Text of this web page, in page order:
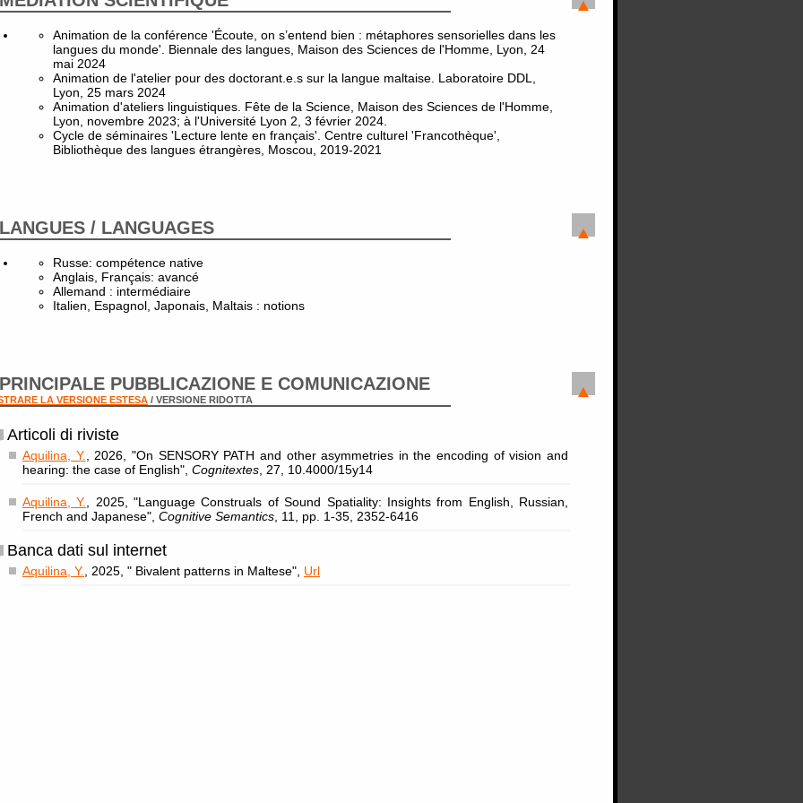
Animation de la conférence 'Écoute, on s’entend bien : métaphores sensorielles dans les
langues du monde'. Biennale des langues, Maison des Sciences de l'Homme, Lyon, 24
mai 2024
Animation de l'atelier pour des doctorant.e.s sur la langue maltaise. Laboratoire DDL,
Lyon, 25 mars 2024
Animation d'ateliers linguistiques. Fête de la Science, Maison des Sciences de l'Homme,
Lyon, novembre 2023; à l'Université Lyon 2, 3 février 2024.
Cycle de séminaires 'Lecture lente en français'. Centre culturel 'Francothèque',
Bibliothèque des langues étrangères, Moscou, 2019-2021
LANGUES / LANGUAGES
Russe: compétence native
Anglais, Français: avancé
Allemand : intermédiaire
Italien, Espagnol, Japonais, Maltais : notions
PRINCIPALE PUBBLICAZIONE E COMUNICAZIONE
LA VERSIONE ESTESA / VERSIONE RIDOTTA
Articoli di riviste
Aquilina, Y.
, 2026, "On SENSORY PATH and other asymmetries in the encoding of vision and
hearing: the case of English", Cognitextes , 27, 10.4000/15y14
Aquilina, Y.
, 2025, "Language Construals of Sound Spatiality: Insights from English, Russian,
French and Japanese", Cognitive Semantics , 11, pp. 1-35, 2352-6416
Banca dati sul internet
Aquilina, Y. , 2025, " Bivalent patterns in Maltese", Url